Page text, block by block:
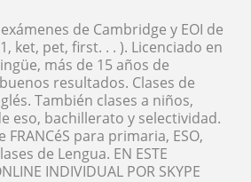
de Cambridge y EOI de
ket, pet, first. . . ). Licenciado en
más de 15 años de
resultados. Clases de
También clases a niños,
eso, bachillerato y selectividad.
FRANCéS para primaria, ESO,
de Lengua. EN ESTE
INDIVIDUAL POR SKYPE